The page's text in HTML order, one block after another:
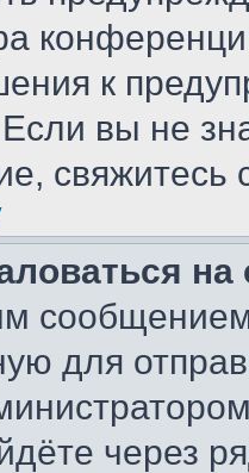
к
вы не
сообщением
для
через